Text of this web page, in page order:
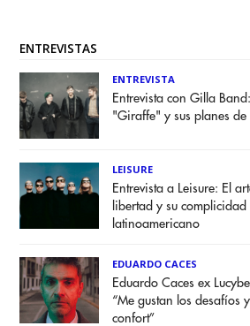
ENTREVISTAS
ENTREVISTA
Entrevista con Gilla
"Giraffe" y sus planes
LEISURE
Entrevista a Leisure: El
libertad y su
latinoamericano
EDUARDO CACES
Eduardo Caces ex
“Me gustan los desafíos
confort”